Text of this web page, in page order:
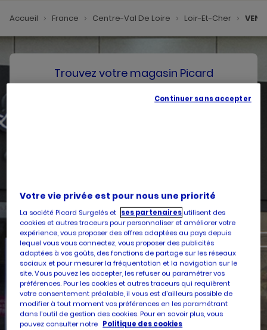
Accueil France Centre-Val De Loire Loir-Et-Cher
Trouvez votre magasin Picard
SE GÉOLOCALISER
Services
RECHERCHERUN
POINT
DE
VENTE
PICARD
Votre vie privée est pour nous une priorité
La société Picard Surgelés et ses partenairesutilisent des
cookies et autres traceurs pour personnaliser et améliorer votre
expérience, vous proposer des offres adaptées au pays depuis
lequel vous vous connectez, vous proposer des publicités
adaptées à vos goûts, des fonctions de partage sur les réseaux
sociaux et pour mesurer la fréquentation et la navigation sur le
site. Vous pouvez les accepter, les refuser ou paramétrer vos
préférences. Pour les cookies et autres traceurs qui requièrent
votre consentement préalable, il vous est d’ailleurs possible de
modifier à tout moment vos préférences en les paramétrant
dans l’outil de gestion des cookies. Pour en savoir plus, vous
pouvez consulter notre Politique des cookies
Continuer sans accepter